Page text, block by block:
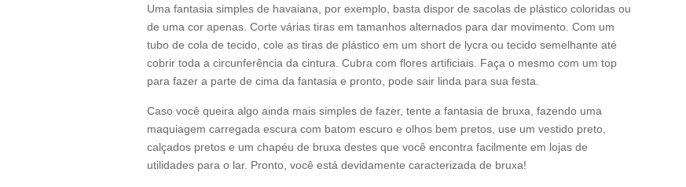
Uma fantasia simples de havaiana, por exemplo, basta dispor de sacolas de plástico coloridas ou
de uma cor apenas. Corte várias tiras em tamanhos alternados para dar movimento. Com um
tubo de cola de tecido, cole as tiras de plástico em um short de lycra ou tecido semelhante até
cobrir toda a circunferência da cintura. Cubra com flores artificiais. Faça o mesmo com um top
para fazer a parte de cima da fantasia e pronto, pode sair linda para sua festa.
Caso você queira algo ainda mais simples de fazer, tente a fantasia de bruxa, fazendo uma
maquiagem carregada escura com batom escuro e olhos bem pretos, use um vestido preto,
calçados pretos e um chapéu de bruxa destes que você encontra facilmente em lojas de
utilidades para o lar. Pronto, você está devidamente caracterizada de bruxa!